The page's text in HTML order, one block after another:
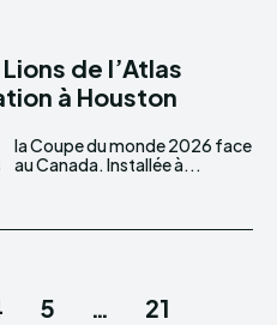
de l’Atlas
à Houston
au Canada. Installée à...
5 …
21